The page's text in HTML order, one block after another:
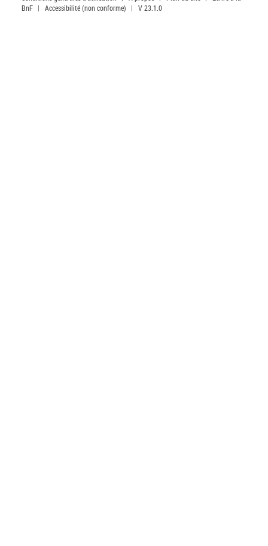
BnF | Accessibilité (non conforme) | V 23.1.0